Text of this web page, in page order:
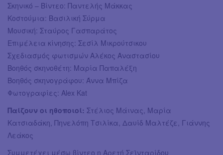
Σκηνικό – Βίντεο: Παντελής Μάκκας
Κοστούμια: Βασιλική Σύρμα
Μουσική: Σταύρος Γασπαράτος
Επιμέλεια κίνησης: Σεσίλ Μικρούτσικου
Σχεδιασμός φωτισμών Αλέκος Αναστασίου
Βοηθός σκηνοθέτη: Μαρία Παπαλέξη
Βοηθός σκηνογράφου: Άννα Μπίζα
Φωτογραφίες: Alex Kat
Παίζουν οι ηθοποιοί: Στέλιος Μάινας, Μαρία
Κατσιαδάκη, Πηνελόπη Τσιλίκα, Δαυίδ Μαλτέζε, Γιάννης
Λεάκος
Συμμετέχει μέσω βίντεο η Αρετή Σεϊνταρίδου